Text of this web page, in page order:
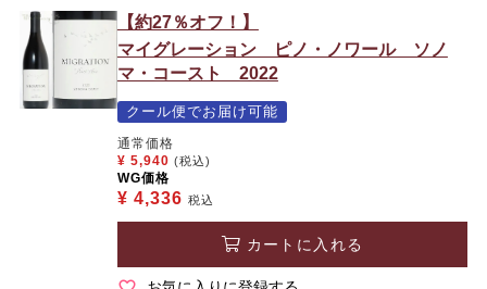
【約27％オフ！】
マイグレーション ピノ・ノワール ソノ
マ・コースト 2022
クール便でお届け可能
通常価格
¥ 5,940 (税込)
WG価格
¥ 4,336 税込
カートに入れる